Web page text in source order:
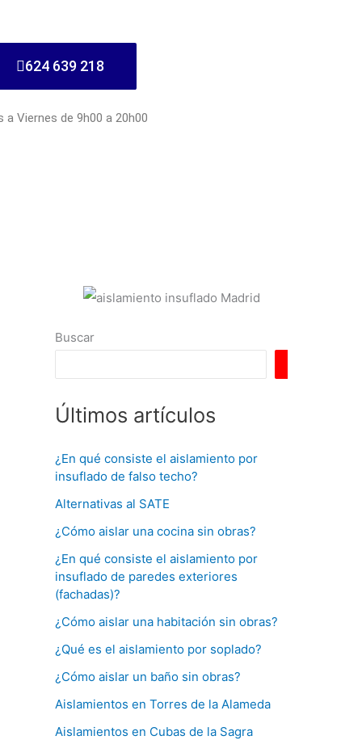
624 639 218
a Viernes de 9h00 a 20h00
Buscar
Últimos artículos
¿En qué consiste el aislamiento por
insuflado de falso techo?
Alternativas al SATE
¿Cómo aislar una cocina sin obras?
¿En qué consiste el aislamiento por
insuflado de paredes exteriores
(fachadas)?
¿Cómo aislar una habitación sin obras?
¿Qué es el aislamiento por soplado?
¿Cómo aislar un baño sin obras?
Aislamientos en Torres de la Alameda
Aislamientos en Cubas de la Sagra